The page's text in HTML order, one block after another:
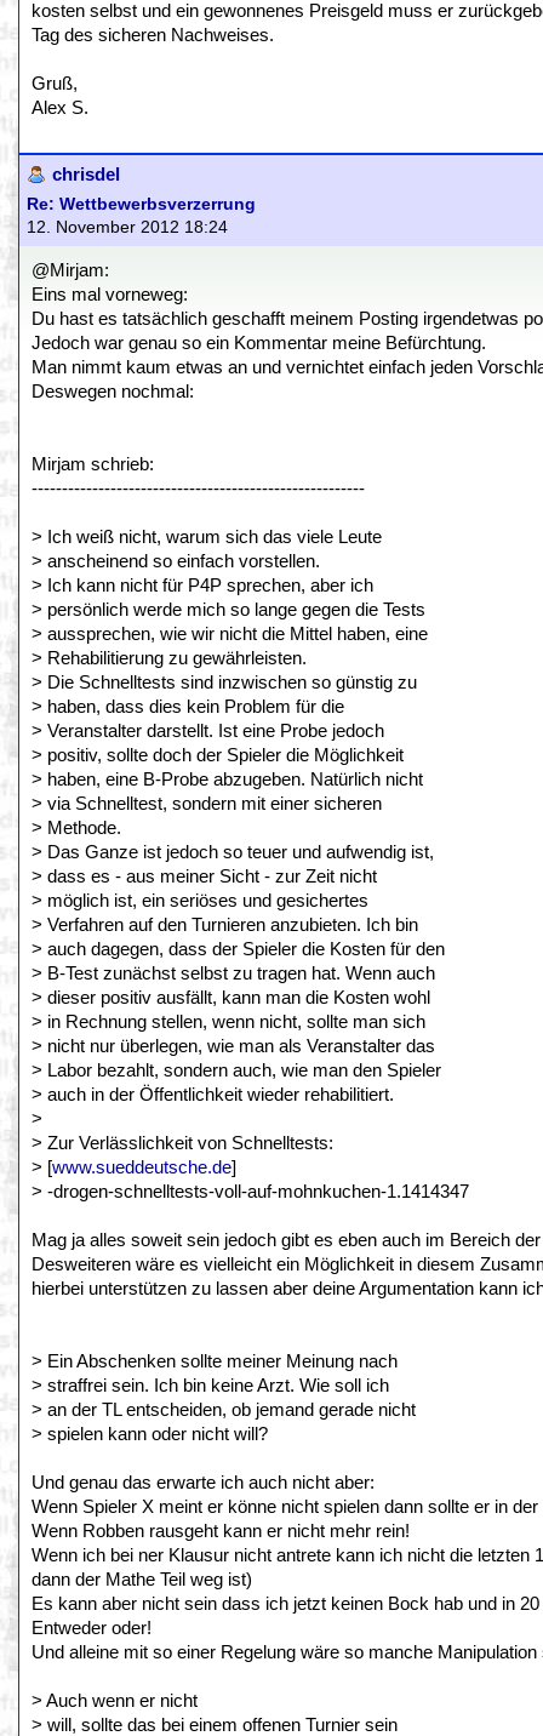
kosten selbst und ein gewonnenes Preisgeld muss er
Tag des sicheren Nachweises.
Gruß,
Alex S.
chrisdel
Re: Wettbewerbsverzerrung
12. November 2012 18:24
@Mirjam:
Eins mal vorneweg:
Du hast es tatsächlich geschafft meinem Posting irgendetwas
Jedoch war genau so ein Kommentar meine Befürchtung.
Man nimmt kaum etwas an und vernichtet einfach jeden
Deswegen nochmal:
Mirjam schrieb:
-------------------------------------------------------
> Ich weiß nicht, warum sich das viele Leute
> anscheinend so einfach vorstellen.
> Ich kann nicht für P4P sprechen, aber ich
> persönlich werde mich so lange gegen die Tests
> aussprechen, wie wir nicht die Mittel haben, eine
> Rehabilitierung zu gewährleisten.
> Die Schnelltests sind inzwischen so günstig zu
> haben, dass dies kein Problem für die
> Veranstalter darstellt. Ist eine Probe jedoch
> positiv, sollte doch der Spieler die Möglichkeit
> haben, eine B-Probe abzugeben. Natürlich nicht
> via Schnelltest, sondern mit einer sicheren
> Methode.
> Das Ganze ist jedoch so teuer und aufwendig ist,
> dass es - aus meiner Sicht - zur Zeit nicht
> möglich ist, ein seriöses und gesichertes
> Verfahren auf den Turnieren anzubieten. Ich bin
> auch dagegen, dass der Spieler die Kosten für den
> B-Test zunächst selbst zu tragen hat. Wenn auch
> dieser positiv ausfällt, kann man die Kosten wohl
> in Rechnung stellen, wenn nicht, sollte man sich
> nicht nur überlegen, wie man als Veranstalter das
> Labor bezahlt, sondern auch, wie man den Spieler
> auch in der Öffentlichkeit wieder rehabilitiert.
>
> Zur Verlässlichkeit von Schnelltests:
> [www.sueddeutsche.de]
> -drogen-schnelltests-voll-auf-mohnkuchen-1.1414347
Mag ja alles soweit sein jedoch gibt es eben auch im Bereich
Desweiteren wäre es vielleicht ein Möglichkeit in diesem
hierbei unterstützen zu lassen aber deine Argumentation kann
> Ein Abschenken sollte meiner Meinung nach
> straffrei sein. Ich bin keine Arzt. Wie soll ich
> an der TL entscheiden, ob jemand gerade nicht
> spielen kann oder nicht will?
Und genau das erwarte ich auch nicht aber:
Wenn Spieler X meint er könne nicht spielen dann sollte er in
Wenn Robben rausgeht kann er nicht mehr rein!
Wenn ich bei ner Klausur nicht antrete kann ich nicht die
dann der Mathe Teil weg ist)
Es kann aber nicht sein dass ich jetzt keinen Bock hab und in
Entweder oder!
Und alleine mit so einer Regelung wäre so manche
> Auch wenn er nicht
> will, sollte das bei einem offenen Turnier sein